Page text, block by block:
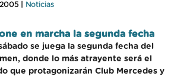
| Noticias
en marcha la segunda fecha
se juega la segunda fecha del
donde lo más atrayente será el
que protagonizarán Club Mercedes y